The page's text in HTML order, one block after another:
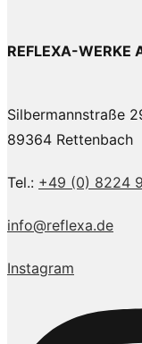
REFLEXA-WERKE
Silbermannstraße
89364 Rettenbach
Tel.: +49 (0) 8224
info@reflexa.de
Instagram